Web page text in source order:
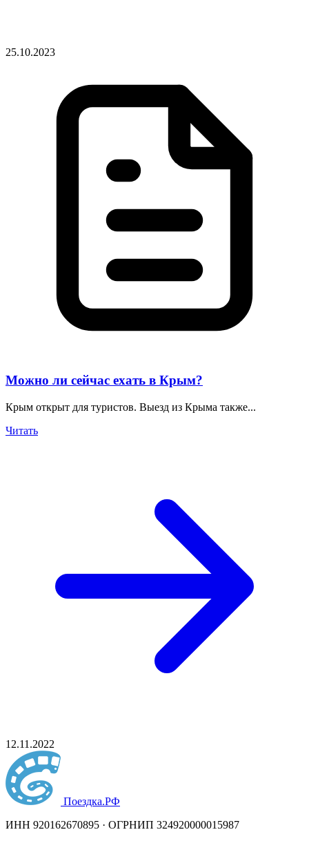
25.10.2023
Можно ли сейчас ехать в Крым?
Крым открыт для туристов. Выезд из Крыма также...
Читать
12.11.2022
Поездка.РФ
ИНН 920162670895 · ОГРНИП 324920000015987